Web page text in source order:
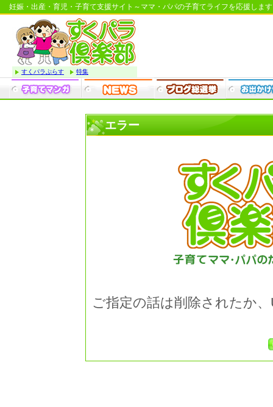
妊娠・出産・育児・子育て支援サイト～ママ・パパの子育てライフを応援しま
すくパラぷらす 特集
エラー
ご指定の話は削除されたか